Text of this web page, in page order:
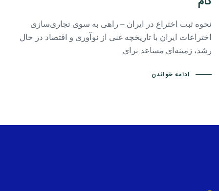
نحوه ثبت اختراع در ایران – راهی به سوی تجاری‌سازی
اختراعات ایران با تاریخچه غنی از نوآوری و اقتصاد در حال
رشد، زمینه‌ای مساعد برای
ادامه خواندن